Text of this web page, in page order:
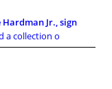
Hardman Jr., sign
a collection o